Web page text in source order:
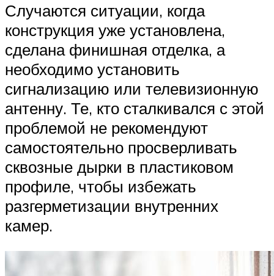
Случаются ситуации, когда
конструкция уже установлена,
сделана финишная отделка, а
необходимо установить
сигнализацию или телевизионную
антенну. Те, кто сталкивался с этой
проблемой не рекомендуют
самостоятельно просверливать
сквозные дырки в пластиковом
профиле, чтобы избежать
разгерметизации внутренних
камер.